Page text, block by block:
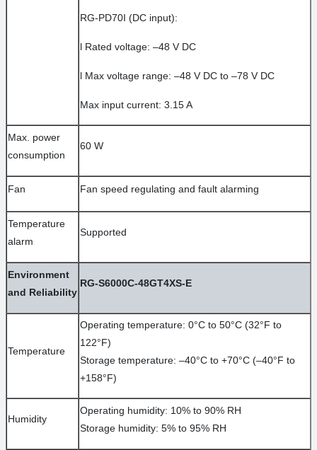
RG-PD70I (DC input):
l Rated voltage: –48 V DC
l Max voltage range: –48 V DC to –78 V DC
Max input current: 3.15 A
Max. power
consumption
60 W
Fan Fan speed regulating and fault alarming
Temperature
alarm
Supported
Environment
and Reliability
RG-S6000C-48GT4XS-E
Temperature
Operating temperature: 0°C to 50°C (32°F to
122°F)
Storage temperature: –40°C to +70°C (–40°F to
+158°F)
Humidity
Operating humidity: 10% to 90% RH
Storage humidity: 5% to 95% RH